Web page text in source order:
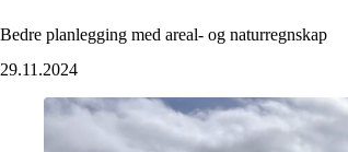
Bedre planlegging med areal- og naturregnskap
29.11.2024